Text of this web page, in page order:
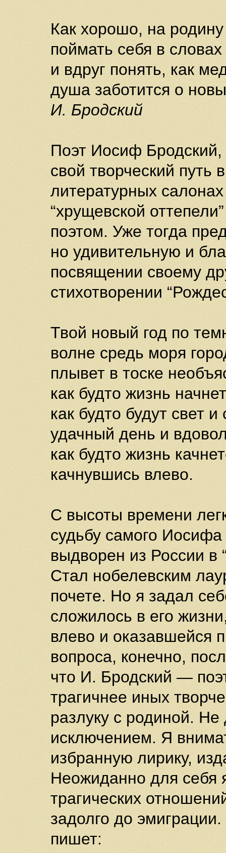
Как хорошо, на
поймать себя в
и вдруг понять, как
душа заботится о
И. Бродский
Поэт Иосиф Бродский,
свой творческий путь
литературных
“хрущевской
поэтом. Уже тогда
но удивительную и
посвящении своему
стихотворении
Твой новый год по
волне средь моря
плывет в тоске
как будто жизнь
как будто будут свет и
удачный день и
как будто жизнь
качнувшись влево.
С высоты времени
судьбу самого
выдворен из России в
Стал нобелевским
почете. Но я задал
сложилось в его
влево и оказавшейся
вопроса, конечно,
что И. Бродский —
трагичнее иных
разлуку с родиной.
исключением. Я
избранную лирику,
Неожиданно для себя
трагических
задолго до
пишет: